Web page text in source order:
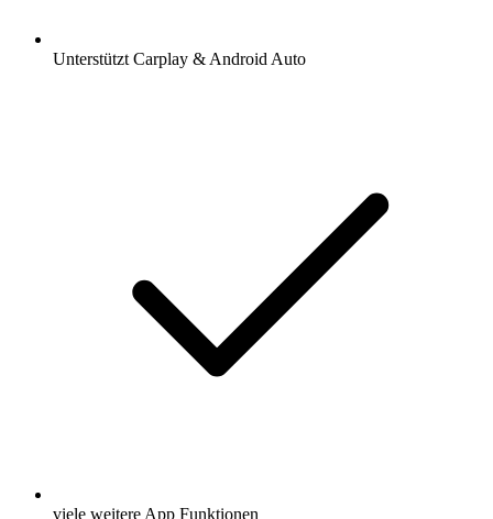
Unterstützt Carplay & Android Auto
viele weitere App Funktionen